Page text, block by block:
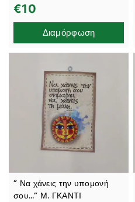
€10
Διαμόρφωση
” Να χάνεις την υπομονή
σου…” Μ. ΓΚΑΝΤΙ